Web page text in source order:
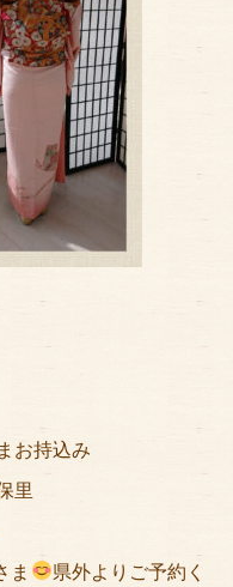
持込み
ま
県外よりご予約く